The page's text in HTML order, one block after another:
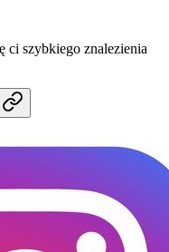
ci szybkiego znalezienia